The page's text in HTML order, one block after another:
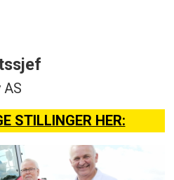
AS
STILLINGER HER: